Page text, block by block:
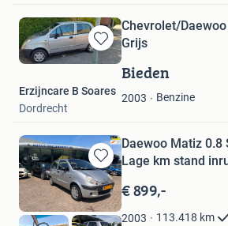
Bewaren
in
Favorieten
Chevrolet/
Grijs
Bieden
2003 Benzine
Erzijncare B Soares
Dordrecht
Bewaren
in
Mijn
Favorieten
Daewoo Matiz
Lage km stand
€ 899,-
2003 113.418 km